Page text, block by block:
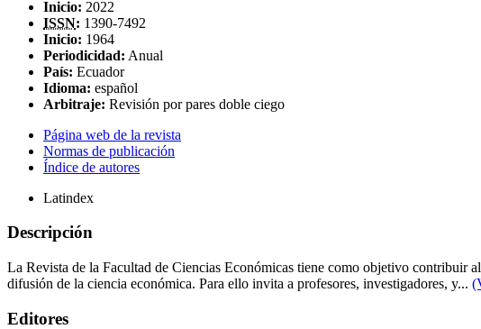
Inicio: 2022
ISSN: 1390-7492
Inicio: 1964
Periodicidad: Anual
País: Ecuador
Idioma: español
Arbitraje: Revisión por pares doble ciego
Página web de la revista
Normas de publicación
Índice de autores
Latindex
Descripción
La Revista de la Facultad de Ciencias Económicas tiene como objetivo contribuir
difusión de la ciencia económica. Para ello invita a profesores, investigadores, y...
Editores